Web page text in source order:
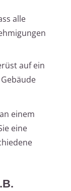
alle
auf ein
einem
eine